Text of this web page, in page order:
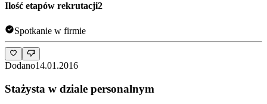
Ilość etapów rekrutacji2
Spotkanie w firmie
Dodano14.01.2016
Stażysta w dziale personalnym